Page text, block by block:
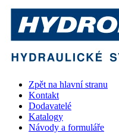
Zpět na hlavní stranu
Kontakt
Dodavatelé
Katalogy
Návody a formuláře